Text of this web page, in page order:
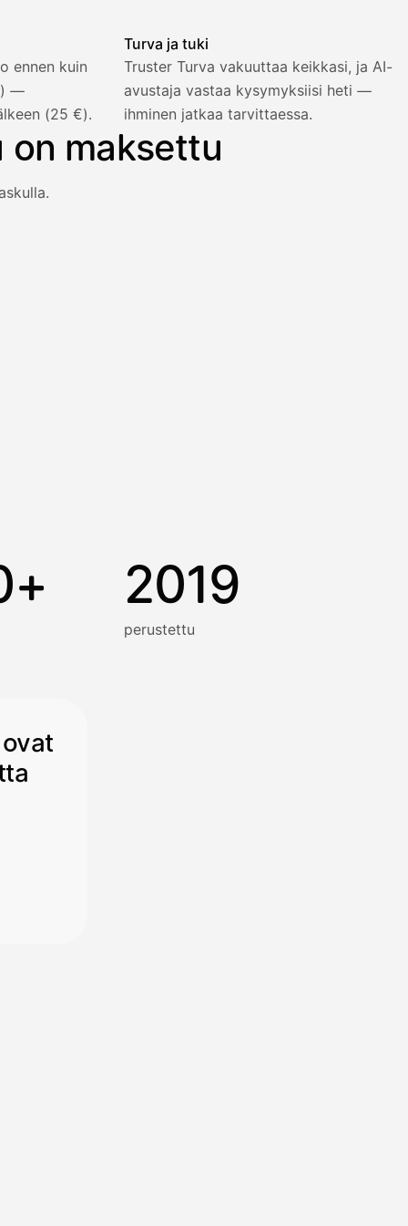
ennen kuin
—
(25 €).
Turva ja tuki
Truster Turva vakuuttaa keikkasi, ja AI-
avustaja vastaa kysymyksiisi heti —
ihminen jatkaa tarvittaessa.
maksettu
heti viiden prosentin lisähinnalla.
2019
perustettu